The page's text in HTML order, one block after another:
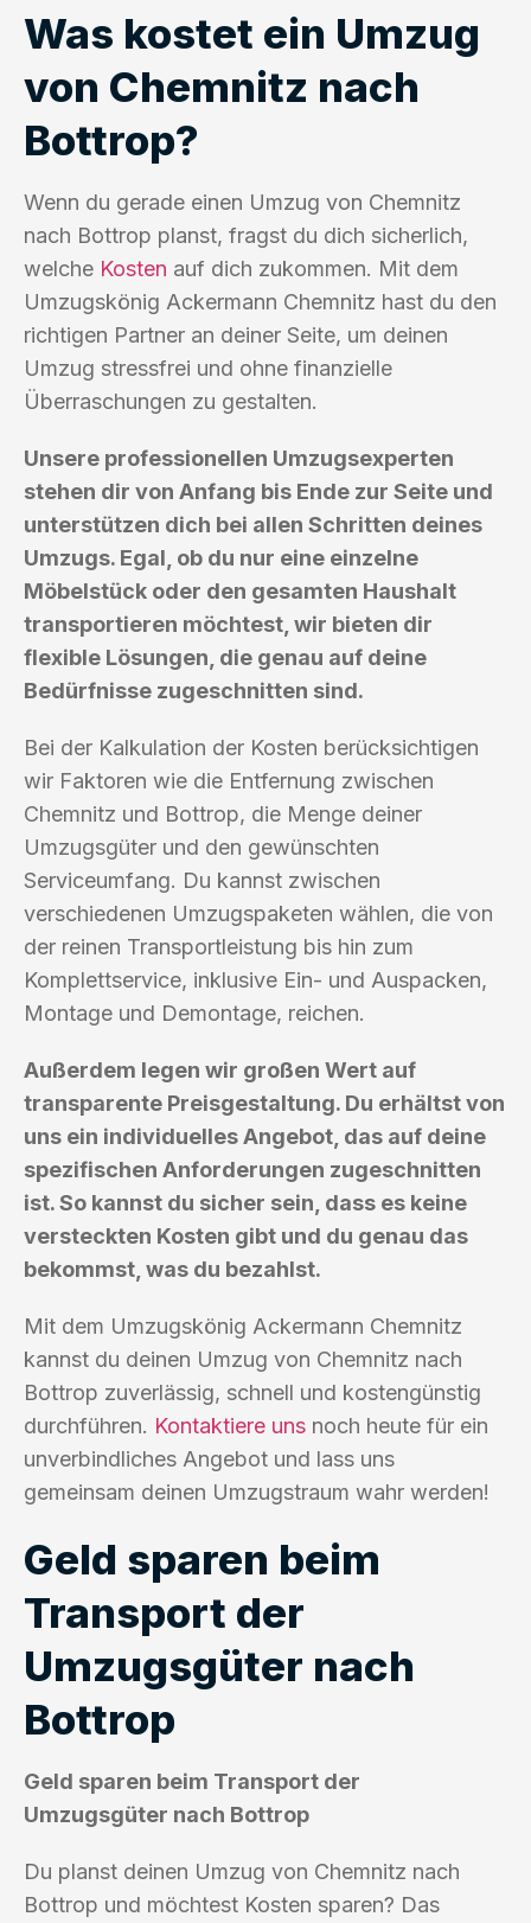
Was kostet ein Umzug
von Chemnitz nach
Bottrop?
Wenn du gerade einen Umzug von Chemnitz
nach Bottrop planst, fragst du dich sicherlich,
welche Kosten auf dich zukommen. Mit dem
Umzugskönig Ackermann Chemnitz hast du den
richtigen Partner an deiner Seite, um deinen
Umzug stressfrei und ohne finanzielle
Überraschungen zu gestalten.
Unsere professionellen Umzugsexperten
stehen dir von Anfang bis Ende zur Seite und
unterstützen dich bei allen Schritten deines
Umzugs. Egal, ob du nur eine einzelne
Möbelstück oder den gesamten Haushalt
transportieren möchtest, wir bieten dir
flexible Lösungen, die genau auf deine
Bedürfnisse zugeschnitten sind.
Bei der Kalkulation der Kosten berücksichtigen
wir Faktoren wie die Entfernung zwischen
Chemnitz und Bottrop, die Menge deiner
Umzugsgüter und den gewünschten
Serviceumfang. Du kannst zwischen
verschiedenen Umzugspaketen wählen, die von
der reinen Transportleistung bis hin zum
Komplettservice, inklusive Ein- und Auspacken,
Montage und Demontage, reichen.
Außerdem legen wir großen Wert auf
transparente Preisgestaltung. Du erhältst von
uns ein individuelles Angebot, das auf deine
spezifischen Anforderungen zugeschnitten
ist. So kannst du sicher sein, dass es keine
versteckten Kosten gibt und du genau das
bekommst, was du bezahlst.
Mit dem Umzugskönig Ackermann Chemnitz
kannst du deinen Umzug von Chemnitz nach
Bottrop zuverlässig, schnell und kostengünstig
durchführen. Kontaktiere uns noch heute für ein
unverbindliches Angebot und lass uns
gemeinsam deinen Umzugstraum wahr werden!
Geld sparen beim
Transport der
Umzugsgüter nach
Bottrop
Geld sparen beim Transport der
Umzugsgüter nach Bottrop
Du planst deinen Umzug von Chemnitz nach
Bottrop und möchtest Kosten sparen? Das